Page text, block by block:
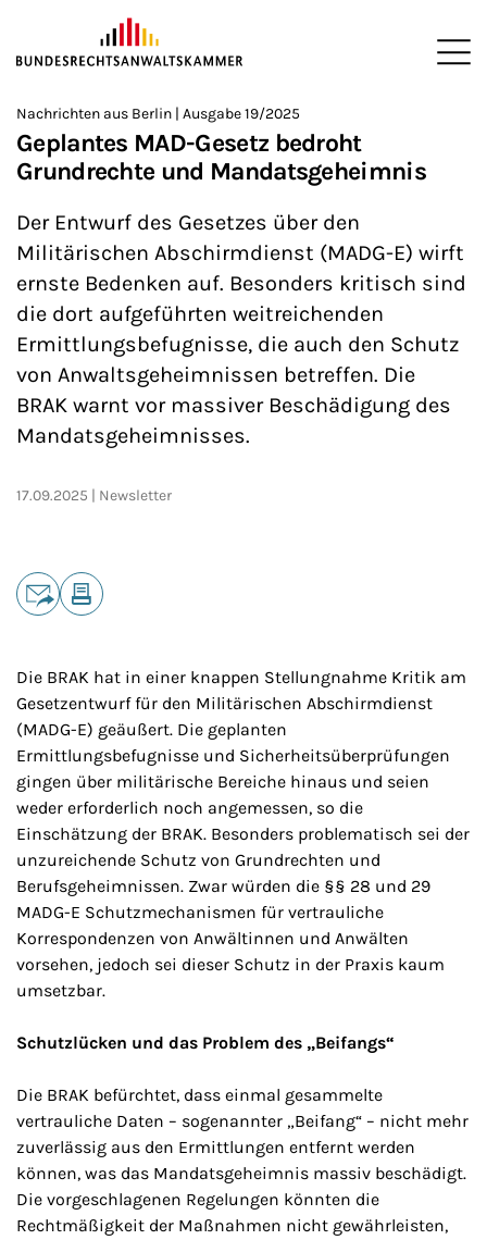
ZUM HAUPTINHALT SPRINGEN
Sie befinden sich hier:
>
Startseite
>
Newsroom
>
Newsletter
>
Nachrichten aus Berlin
Nachrichten aus Berlin | Ausgabe 19/2025
Geplantes MAD-Gesetz bedroht
Grundrechte und Mandatsgeheimnis
Der Entwurf des Gesetzes über den
Militärischen Abschirmdienst (MADG-E) wirft
ernste Bedenken auf. Besonders kritisch sind
die dort aufgeführten weitreichenden
Ermittlungsbefugnisse, die auch den Schutz
von Anwaltsgeheimnissen betreffen. Die
BRAK warnt vor massiver Beschädigung des
Mandatsgeheimnisses.
17.09.2025 Newsletter
Teilen
Die BRAK hat in einer knappen Stellungnahme Kritik am
Gesetzentwurf für den Militärischen Abschirmdienst
(MADG-E) geäußert. Die geplanten
Ermittlungsbefugnisse und Sicherheitsüberprüfungen
gingen über militärische Bereiche hinaus und seien
weder erforderlich noch angemessen, so die
Einschätzung der BRAK. Besonders problematisch sei der
unzureichende Schutz von Grundrechten und
Berufsgeheimnissen. Zwar würden die §§ 28 und 29
MADG-E Schutzmechanismen für vertrauliche
Korrespondenzen von Anwältinnen und Anwälten
vorsehen, jedoch sei dieser Schutz in der Praxis kaum
umsetzbar.
Schutzlücken und das Problem des „Beifangs“
Die BRAK befürchtet, dass einmal gesammelte
vertrauliche Daten – sogenannter „Beifang“ – nicht mehr
zuverlässig aus den Ermittlungen entfernt werden
können, was das Mandatsgeheimnis massiv beschädigt.
Die vorgeschlagenen Regelungen könnten die
Rechtmäßigkeit der Maßnahmen nicht gewährleisten,